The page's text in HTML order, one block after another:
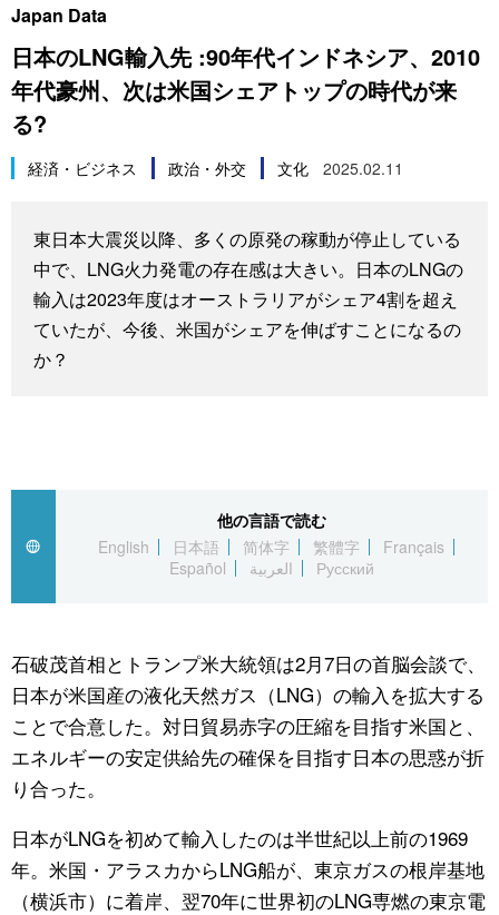
社会
文化
科学・技術
スポーツ・東京2020
旅と暮らし
動画/Live
Books
Topics
Images
お知らせ
スポーツ・東京2020
Japan Data
日本のLNG輸入先 :90年代インドネシア、2010
年代豪州、次は米国シェアトップの時代が来
る?
経済・ビジネス 政治・外交 文化 2025.02.11
東日本大震災以降、多くの原発の稼動が停止している
中で、LNG火力発電の存在感は大きい。日本のLNGの
輸入は2023年度はオーストラリアがシェア4割を超え
ていたが、今後、米国がシェアを伸ばすことになるの
か？
他の言語で読む
English
日本語 简体字 繁體字
Français
Español
العربية Русский
石破茂首相とトランプ米大統領は2月7日の首脳会談で、
日本が米国産の液化天然ガス（LNG）の輸入を拡大する
ことで合意した。対日貿易赤字の圧縮を目指す米国と、
エネルギーの安定供給先の確保を目指す日本の思惑が折
り合った。
日本がLNGを初めて輸入したのは半世紀以上前の1969
年。米国・アラスカからLNG船が、東京ガスの根岸基地
（横浜市）に着岸、翌70年に世界初のLNG専燃の東京電